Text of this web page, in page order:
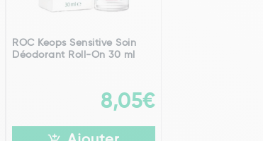
ROC Keops Sensitive Soin
Déodorant Roll-On 30 ml
8,05€